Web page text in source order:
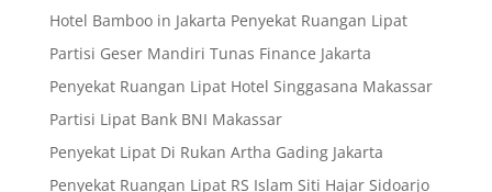
Hotel Bamboo in Jakarta Penyekat Ruangan Lipat
Partisi Geser Mandiri Tunas Finance Jakarta
Penyekat Ruangan Lipat Hotel Singgasana Makassar
Partisi Lipat Bank BNI Makassar
Penyekat Lipat Di Rukan Artha Gading Jakarta
Penyekat Ruangan Lipat RS Islam Siti Hajar Sidoarjo